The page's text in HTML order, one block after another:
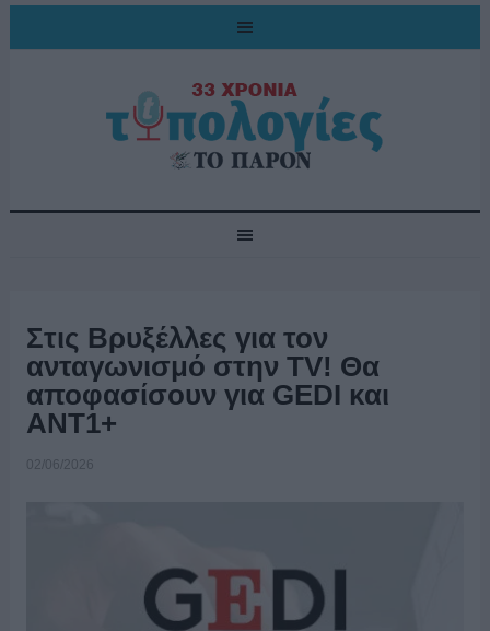
Στις Βρυξέλλες για τον
ανταγωνισμό στην TV! Θα
αποφασίσουν για GEDI και
ΑΝΤ1+
02/06/2026